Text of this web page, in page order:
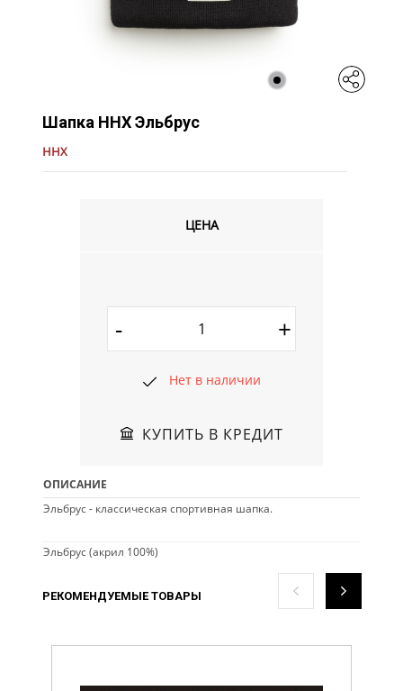
Шапка ННХ Эльбрус
ННХ
ЦЕНА
- +
Нет в наличии
КУПИТЬ В КРЕДИТ
ОПИСАНИЕ
Эльбрус - классическая спортивная шапка.
Эльбрус (акрил 100%)
РЕКОМЕНДУЕМЫЕ ТОВАРЫ